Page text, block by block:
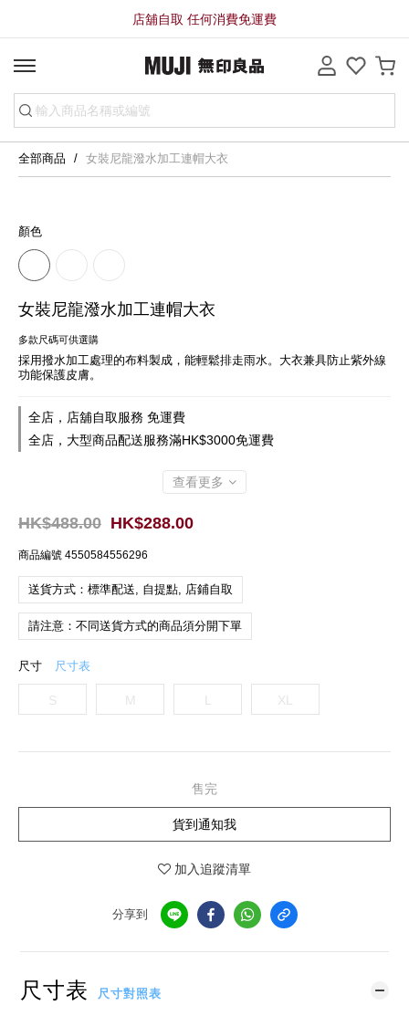
店舖自取 任何消費免運費
全部商品 女裝尼龍潑水加工連帽大衣
顏色
女裝尼龍潑水加工連帽大衣
多款尺碼可供選購
採用撥水加工處理的布料製成，能輕鬆排走雨水。大衣兼具防止紫外線
功能保護皮膚。
全店，店舖自取服務 免運費
全店，大型商品配送服務滿HK$3000免運費
查看更多
HK$288.00
HK$488.00
商品編號 4550584556296
送貨方式：標準配送, 自提點, 店鋪自取
請注意：不同送貨方式的商品須分開下單
尺寸 尺寸表
S M XL
售完
貨到通知我
加入追蹤清單
分享到
尺寸表 尺寸對照表